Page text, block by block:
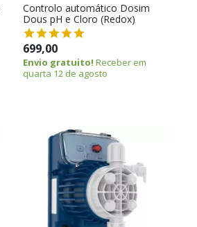
Controlo automático Dosim
Dous pH e Cloro (Redox)
699,00
Envio gratuito! Receber em
quarta 12 de agosto